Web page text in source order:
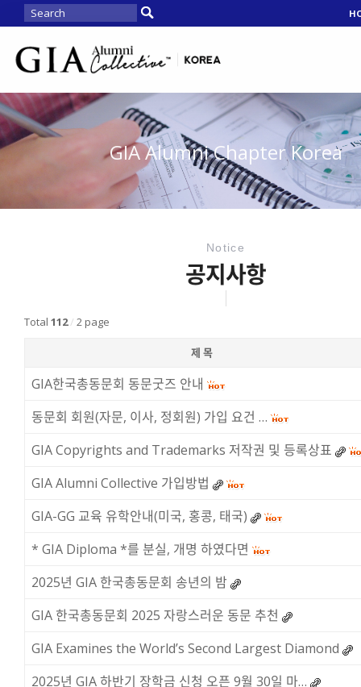
GIA Alumni Chapter Korea
Notice
공지사항
Total 112 / 2 page
제 목
GIA한국총동문회 동문굿즈 안내
동문회 회원(자문, 이사, 정회원) 가입 요건 …
GIA Copyrights and Trademarks 저작권 및 등록상표
GIA Alumni Collective 가입방법
GIA-GG 교육 유학안내(미국, 홍콩, 태국)
* GIA Diploma *를 분실, 개명 하였다면
2025년 GIA 한국총동문회 송년의 밤
GIA 한국총동문회 2025 자랑스러운 동문 추천
GIA Examines the World’s Second Largest Diamond
2025년 GIA 하반기 장학금 신청 오픈 9월 30일 마…